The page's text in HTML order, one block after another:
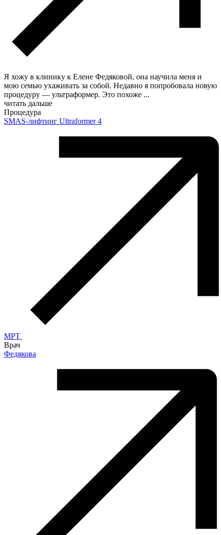
Я хожу в клинику к Елене Федяковой, она научила меня и
мою семью ухаживать за собой. Недавно я попробовала новую
процедуру — ультраформер. Это похоже ...
читать дальше
Процедура
SMAS-лифтинг Ultraformer 4
MPT
Врач
Федякова